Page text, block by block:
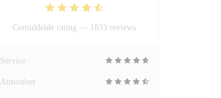
Gemiddelde rating — 1833 reviews
Service
Atmosfeer